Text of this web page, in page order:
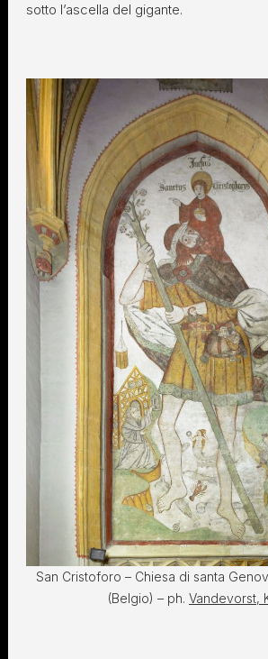
sotto l’ascella del gigante.
San Cristoforo – Chiesa di santa
(Belgio) – ph. Vandevorst,